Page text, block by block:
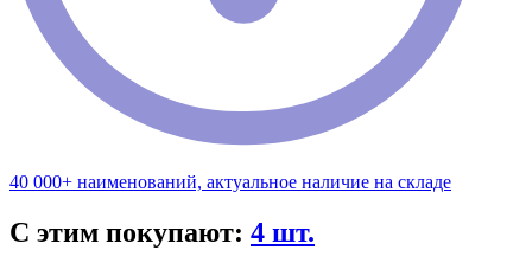
40 000+ наименований, актуальное наличие на складе
С этим покупают: 4 шт.